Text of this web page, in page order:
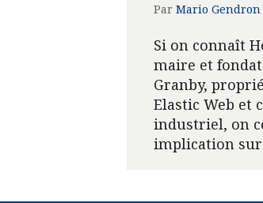
Par Mario Gendron
Si on connaît
maire et
Granby,
Elastic Web et
industriel, on
implication